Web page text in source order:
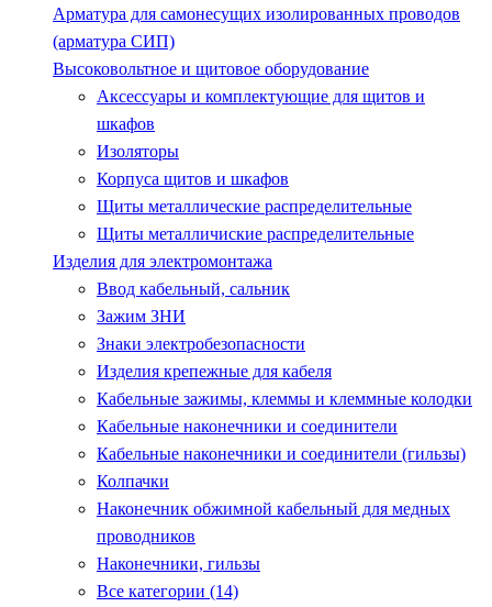
Арматура для самонесущих изолированных проводов
(арматура СИП)
Высоковольтное и щитовое оборудование
Аксессуары и комплектующие для щитов и
шкафов
Изоляторы
Корпуса щитов и шкафов
Щиты металлические распределительные
Щиты металличиские распределительные
Изделия для электромонтажа
Ввод кабельный, сальник
Зажим ЗНИ
Знаки электробезопасности
Изделия крепежные для кабеля
Кабельные зажимы, клеммы и клеммные колодки
Кабельные наконечники и соединители
Кабельные наконечники и соединители (гильзы)
Колпачки
Наконечник обжимной кабельный для медных
проводников
Наконечники, гильзы
Все категории (14)